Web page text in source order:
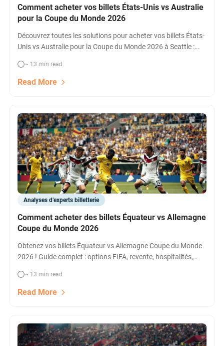
Comment acheter vos billets États-Unis vs Australie
pour la Coupe du Monde 2026
Découvrez toutes les solutions pour acheter vos billets États-
Unis vs Australie pour la Coupe du Monde 2026 à Seattle :
disponibilité en temps réel.
~ 13 min read
Read More
Analyses d’experts billetterie
Comment acheter des billets Équateur vs Allemagne
Coupe du Monde 2026
Obtenez vos billets Équateur vs Allemagne Coupe du Monde
2026 ! Guide complet : options FIFA, revente, hospitalités,
match du 25 juin 2026 à New York/New Jersey Stadium.
~ 13 min read
Read More